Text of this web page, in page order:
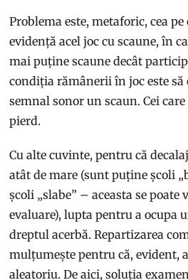
Problema este, metaforic, cea
evidență acel joc cu scaune, în
mai puține scaune decât
condiția rămânerii în joc este
semnal sonor un scaun. Cei
pierd.
Cu alte cuvinte, pentru că
atât de mare (sunt puține școli
școli „slabe” – aceasta se poate
evaluare), lupta pentru a ocupa
dreptul acerbă. Repartizarea
mulțumește pentru că, evident,
aleatoriu. De aici, soluția